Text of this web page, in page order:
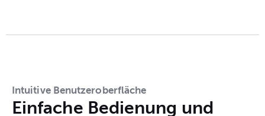
Intuitive Benutzeroberfläche
Einfache Bedienung und